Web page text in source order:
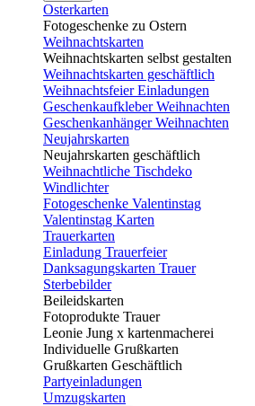
Osterkarten
Fotogeschenke zu Ostern
Weihnachtskarten
Weihnachtskarten selbst gestalten
Weihnachtskarten geschäftlich
Weihnachtsfeier Einladungen
Geschenkaufkleber Weihnachten
Geschenkanhänger Weihnachten
Neujahrskarten
Neujahrskarten geschäftlich
Weihnachtliche Tischdeko
Windlichter
Fotogeschenke Valentinstag
Valentinstag Karten
Trauerkarten
Einladung Trauerfeier
Danksagungskarten Trauer
Sterbebilder
Beileidskarten
Fotoprodukte Trauer
Leonie Jung x kartenmacherei
Individuelle Grußkarten
Grußkarten Geschäftlich
Partyeinladungen
Umzugskarten